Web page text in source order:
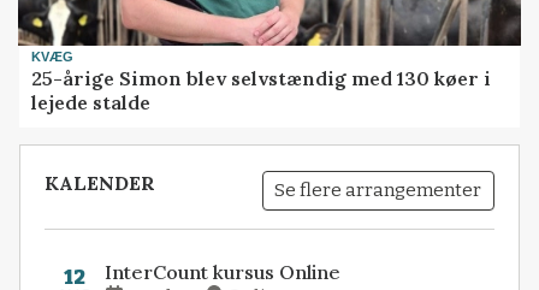
KVÆG
25-årige Simon blev selvstændig med 130 køer i
lejede stalde
KALENDER Se flere arrangementer
12 InterCount kursus Online